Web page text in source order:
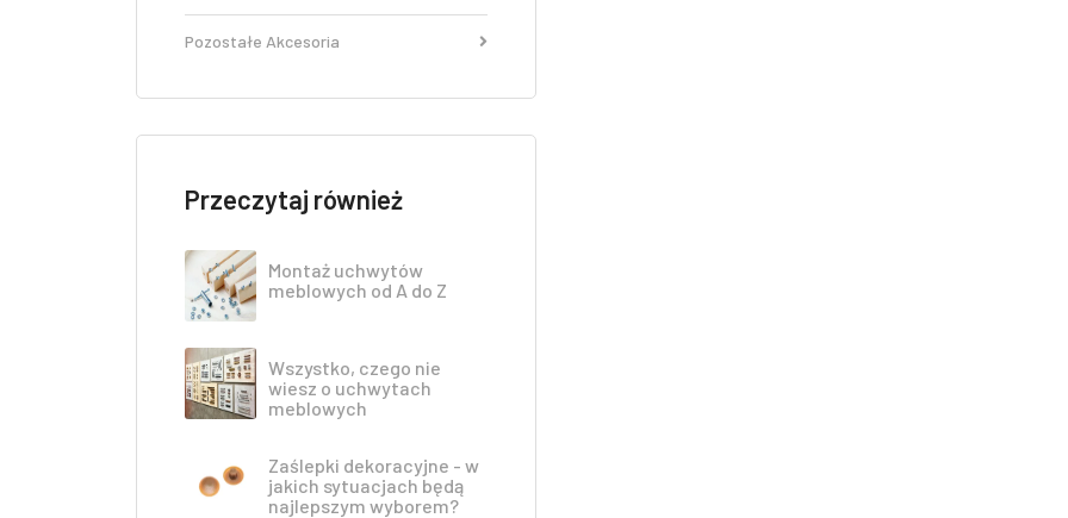
Pozostałe Akcesoria
Przeczytaj również
Montaż uchwytów
meblowych od A do Z
Wszystko, czego nie
wiesz o uchwytach
meblowych
Zaślepki dekoracyjne - w
jakich sytuacjach będą
najlepszym wyborem?